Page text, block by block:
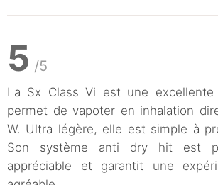
5 /5
La Sx Class Vi est une
permet de vapoter en inhalation
W. Ultra légère, elle est simple à
Son système anti dry hit est
appréciable et garantit une